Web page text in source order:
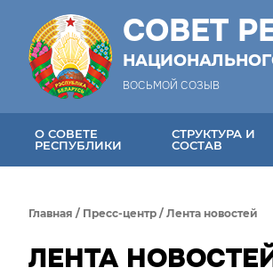
СОВЕТ
ВОСЬМОЙ СОЗЫВ
О СОВЕТЕ
РЕСПУБЛИКИ
СТРУКТУРА И
СОСТАВ
Главная / Пресс-центр / Лента новостей
ЛЕНТА